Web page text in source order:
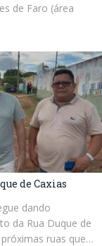
de Faro (área
de Caxias
dando
da Rua Duque de
ruas que…